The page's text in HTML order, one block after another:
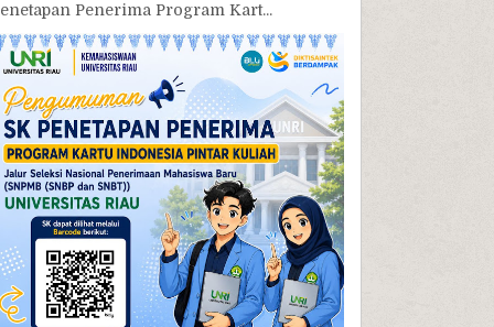
Penerima Program Kart...